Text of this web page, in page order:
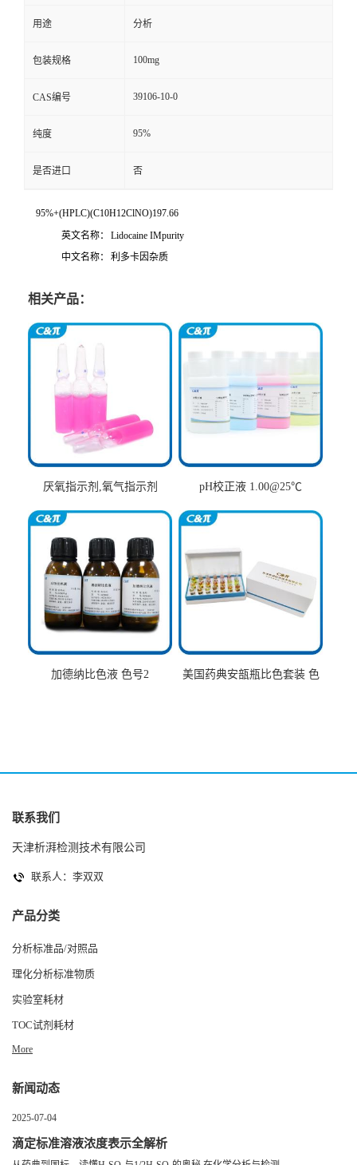
用途 分析
包装规格 100mg
CAS编号 39106-10-0
纯度 95%
是否进口 否
95%+(HPLC)(C10H12ClNO)197.66
英文名称：
Lidocaine IMpurity
中文名称：
利多卡因杂质
相关产品：
厌氧指示剂,氧气指示剂 pH校正液 1.00@25℃
加德纳比色液 色号2
美国药典安瓿瓶比色套装 色
联系我们
天津析湃检测技术有限公司
联系人：李双双
产品分类
分析标准品/对照品
理化分析标准物质
实验室耗材
TOC试剂耗材
More
新闻动态
2025-07-04
滴定标准溶液浓度表示全解析